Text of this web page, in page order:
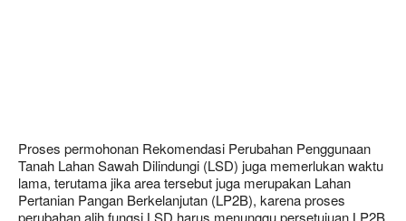
Proses permohonan Rekomendasi Perubahan Penggunaan
Tanah Lahan Sawah Dilindungi (LSD) juga memerlukan waktu
lama, terutama jika area tersebut juga merupakan Lahan
Pertanian Pangan Berkelanjutan (LP2B), karena proses
perubahan alih fungsi LSD harus menunggu persetujuan LP2B